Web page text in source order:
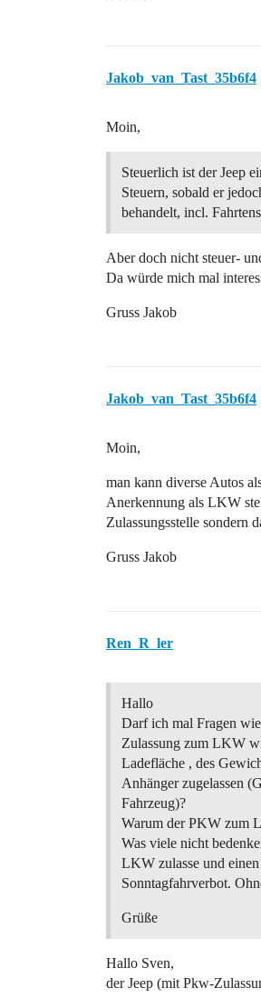
Jakob_van_Tast_35b6f4
Moin,
Steuerlich ist der Jeep
Steuern, sobald er
behandelt, incl.
Aber doch nicht steuer-
Da würde mich mal
Gruss Jakob
Jakob_van_Tast_35b6f4
Moin,
man kann diverse Autos
Anerkennung als LKW
Zulassungsstelle sondern
Gruss Jakob
Ren_R_ler
Hallo
Darf ich mal Fragen
Zulassung zum LKW
Ladefläche , des
Anhänger zugelassen
Fahrzeug)?
Warum der PKW zum
Was viele nicht
LKW zulasse und
Sonntagfahrverbot.
Grüße
Hallo Sven,
der Jeep (mit Pkw-